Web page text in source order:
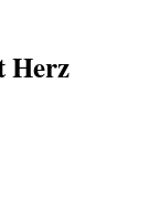
Herz